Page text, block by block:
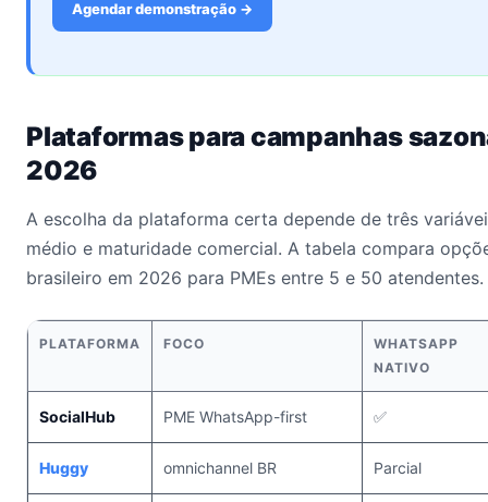
Agendar demonstração →
Plataformas para campanhas
2026
A escolha da plataforma certa depende de três
médio e maturidade comercial. A tabela compara
brasileiro em 2026 para PMEs entre 5 e 50 atendentes.
PLATAFORMA FOCO
WHATSAPP
NATIVO
SocialHub PME WhatsApp-first ✅
Huggy omnichannel BR Parcial